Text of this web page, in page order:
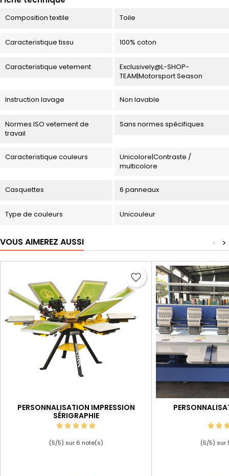
Composition textile Toile
Caracteristique tissu 100% coton
Caracteristique vetement
Exclusively@L-SHOP-
TEAM|Motorsport Season
Instruction lavage Non lavable
Normes ISO vetement de
travail
Sans normes spécifiques
Caracteristique couleurs
Unicolore|Contraste /
multicolore
Casquettes 6 panneaux
Type de couleurs Unicouleur
VOUS AIMEREZ AUSSI >
<
PERSONNALISATION IMPRESSION
SÉRIGRAPHIE
(5/5) sur 6 note(s)
favorite_border
(5/5) sur